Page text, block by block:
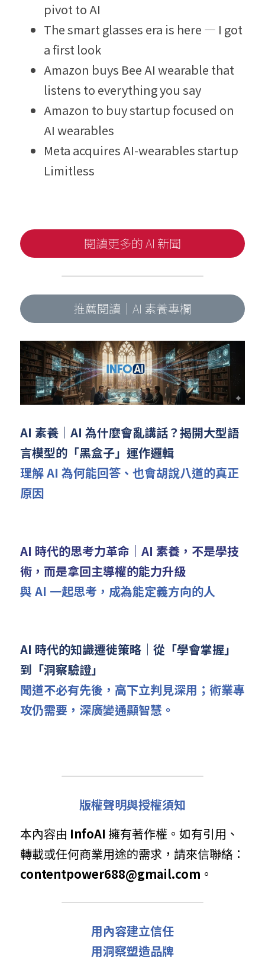
pivot to AI
The smart glasses era is here — I got
a first look
Amazon buys Bee AI wearable that
listens to everything you say
Amazon to buy startup focused on
AI wearables
Meta acquires AI-wearables startup
Limitless
閱讀更多的 AI 新聞
推薦閱讀｜AI 素養專欄
AI 素養｜AI 為什麼會亂講話？揭開大型語
言模型的「黑盒子」運作邏輯
理解 AI 為何能回答、也會胡說八道的真正
原因
AI 時代的思考力革命｜AI 素養，不是學技
術，而是拿回主導權的能力升級
與 AI 一起思考，成為能定義方向的人
AI 時代的知識遷徙策略｜從「學會掌握」
到「洞察驗證」
聞道不必有先後，高下立判見深用；術業專
攻仍需要，深廣變通顯智慧。
版權聲明與授權須知
本內容由 InfoAI 擁有著作權。如有引用、
contentpower688@gmail.com 。
用內容建立信任
用洞察塑造品牌